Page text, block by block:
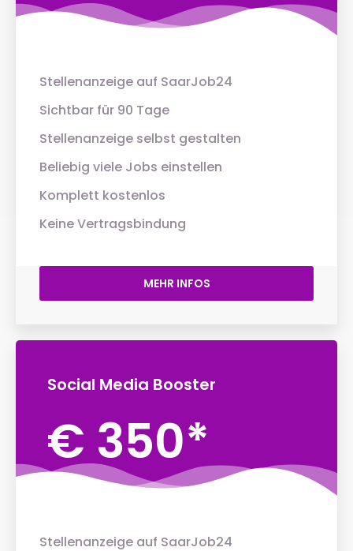
Stellenanzeige auf SaarJob24
Sichtbar für 90 Tage
Stellenanzeige selbst gestalten
Beliebig viele Jobs einstellen
Komplett kostenlos
Keine Vertragsbindung
MEHR INFOS
Social Media Booster
€ 350*
Stellenanzeige auf SaarJob24